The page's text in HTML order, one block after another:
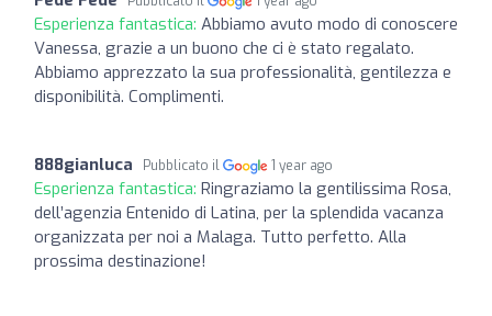
Esperienza fantastica: Abbiamo avuto modo di conoscere
Vanessa, grazie a un buono che ci è stato regalato.
Abbiamo apprezzato la sua professionalità, gentilezza e
disponibilità. Complimenti.
888gianluca Pubblicato il 1 year ago
Esperienza fantastica: Ringraziamo la gentilissima Rosa,
dell’agenzia Entenido di Latina, per la splendida vacanza
organizzata per noi a Malaga. Tutto perfetto. Alla
prossima destinazione!